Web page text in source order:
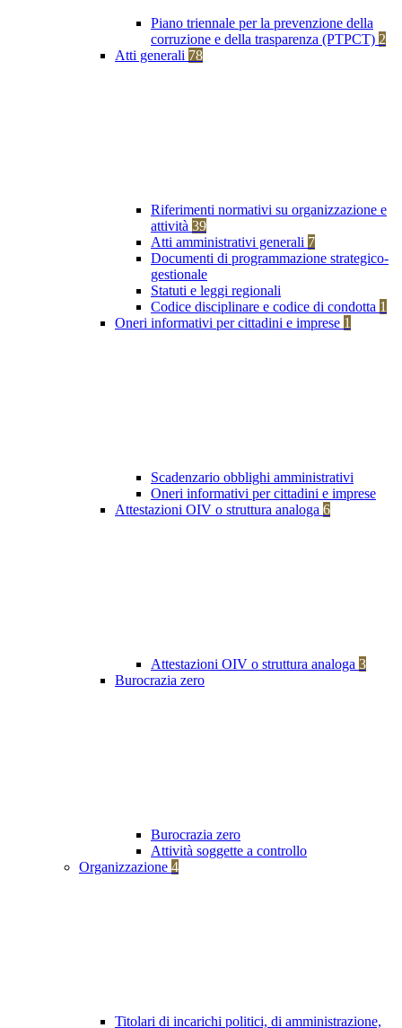
Piano triennale per la prevenzione della
corruzione e della trasparenza (PTPCT) 2
Atti generali 78
Riferimenti normativi su organizzazione e
attività 39
Atti amministrativi generali 7
Documenti di programmazione strategico-
gestionale
Statuti e leggi regionali
Codice disciplinare e codice di condotta 1
Oneri informativi per cittadini e imprese 1
Scadenzario obblighi amministrativi
Oneri informativi per cittadini e imprese
Attestazioni OIV o struttura analoga 6
Attestazioni OIV o struttura analoga 3
Burocrazia zero
Burocrazia zero
Attività soggette a controllo
Organizzazione 4
Titolari di incarichi politici, di amministrazione,